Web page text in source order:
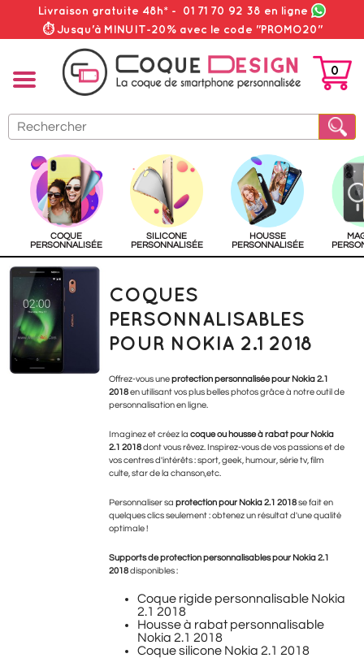
Livraison gratuite 48h* - 01 71 70 92 38 en ligne
⏱ Jusqu'à MINUIT-20% avec le code "PROMO20"
PANIER
0
COQUE
PERSONNALISÉE
SILICONE
PERSONNALISÉE
HOUSSE
PERSONNALISÉE
COQUES
PERSONNALISABLES
POUR NOKIA 2.1 2018
Offrez-vous uneprotection personnalisée pour Nokia 2.1
2018en utilisant vos plus belles photos grâce à notre outil de
personnalisation en ligne.
Imaginez et créez lacoque ou housse à rabat pour Nokia
2.1 2018dont vous rêvez. Inspirez-vous de vos passions et de
vos centres d'intérêts : sport, geek, humour, série tv, film
culte, star de la chanson,etc.
Personnaliser saprotection pour Nokia 2.1 2018se fait en
quelques clics seulement : obtenez un résultat d'une qualité
optimale !
Supports de protection personnalisables pour Nokia 2.1
2018 disponibles :
Coque rigide personnalisable Nokia
2.1 2018
Housse à rabat personnalisable
Nokia 2.1 2018
Coque silicone Nokia 2.1 2018